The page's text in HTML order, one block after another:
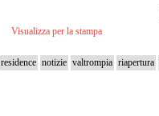
Visualizza per la stampa
residence notizie valtrompia riapertura